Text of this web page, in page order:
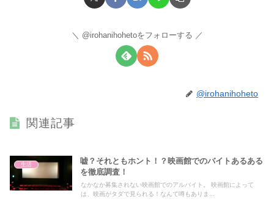
@irohanihohetoをフォローする
@irohanihoheto
関連記事
生活
嘘？それともホント！？映画館でのバイトあるある
を徹底調査！
なかなか募集されない映画館でのアルバイト。 映画館によって
は、映画がタダで見られる！なんて噂もありま...